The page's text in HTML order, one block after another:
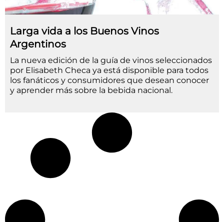
Larga vida a los Buenos Vinos
Argentinos
La nueva edición de la guía de vinos seleccionados
por Elisabeth Checa ya está disponible para todos
los fanáticos y consumidores que desean conocer
y aprender más sobre la bebida nacional.